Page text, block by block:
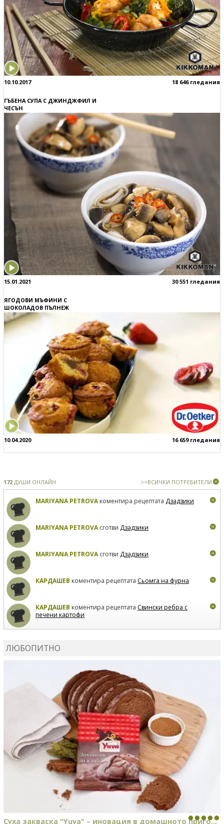
10.10.2017 18 646 гледания
ГЪБЕНА СУПА С ДЖИНДЖФИЛ И
ЧЕСЪН
15.01.2021 30 551 гледания
ЯГОДОВИ МЪФИНИ С
ШОКОЛАДОВ ПЪЛНЕЖ
10.04.2020 16 659 гледания
172 ДУШИ ОНЛАЙН >>ВСИЧКИ ПОТРЕБИТЕЛИ
MARIYANA PETROVAкоментира рецептата Дзадзики
MARIYANA PETROVAсготви Дзадзики
MARIYANA PETROVAсготви Дзадзики
КАРДАШЕВ коментира рецептата Сьомга на фурна
КАРДАШЕВ коментира рецептата Свински ребра с
печени картофи
ЛЮБОПИТНО
Суха закваска "Yuva" – иновация в домашното приго...